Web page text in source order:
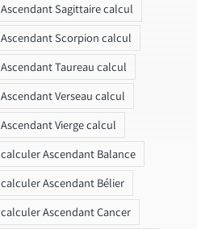
Ascendant Sagittaire calcul
Ascendant Scorpion calcul
Ascendant Taureau calcul
Ascendant Verseau calcul
Ascendant Vierge calcul
calculer Ascendant Balance
calculer Ascendant Bélier
calculer Ascendant Cancer